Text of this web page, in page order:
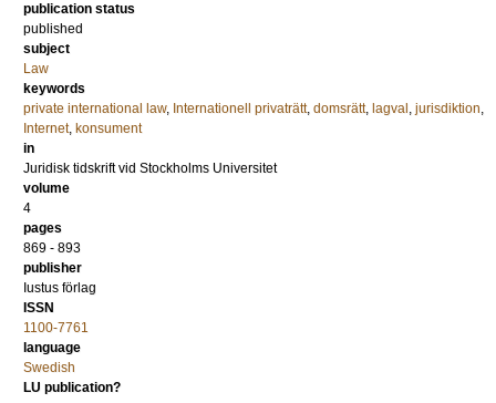
publication status
published
subject
Law
keywords
private international law, Internationell privaträtt, domsrätt, lagval , jurisdiktion,
Internet, konsument
in
Juridisk tidskrift vid Stockholms Universitet
volume
4
pages
869 - 893
publisher
Iustus förlag
ISSN
1100-7761
language
Swedish
LU publication?